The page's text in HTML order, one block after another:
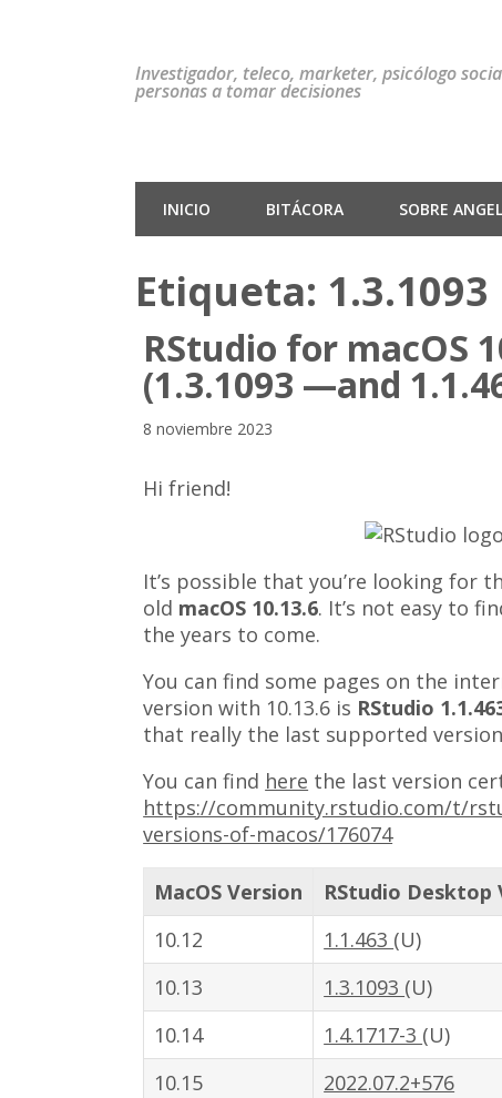
Investigador, teleco, marketer, psicólogo
personas a tomar decisiones
INICIO BITÁCORA SOBRE
Etiqueta: 1.3.1093
RStudio for macOS
(1.3.1093 —and
8 noviembre 2023
Hi friend!
It’s possible that you’re looking for
old macOS 10.13.6. It’s not easy to
the years to come.
You can find some pages on the
version with 10.13.6 is RStudio
that really the last supported version
You can find here the last version
https://community.rstudio.com/t/
versions-of-macos/176074
MacOS Version
RStudio Desktop
10.12
1.1.463 (U)
10.13
1.3.1093 (U)
10.14
1.4.1717-3 (U)
10.15
2022.07.2+576